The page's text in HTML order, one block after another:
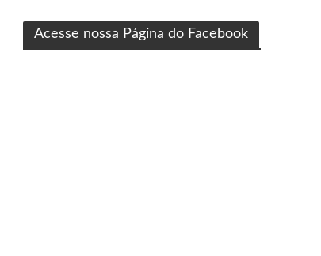
Acesse nossa Página do Facebook